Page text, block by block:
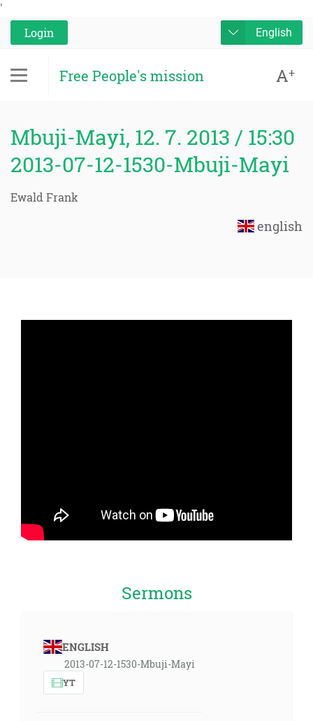
'
Login
English
Free People's mission A+
Mbuji-Mayi, 12. 7. 2013 / 15:30
2013-07-12-1530-Mbuji-Mayi
Ewald Frank
english
Sermons
ENGLISH
2013-07-12-1530-Mbuji-Mayi
YT